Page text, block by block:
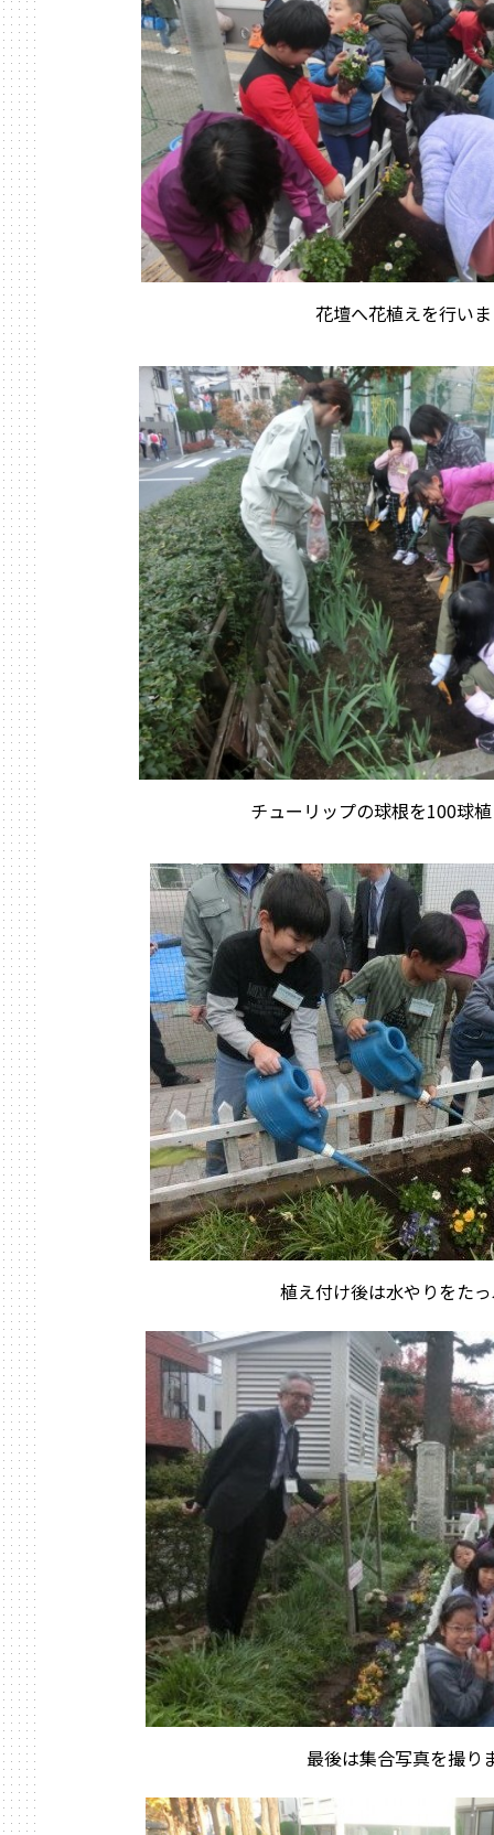
花壇へ花植えを行い
チューリップの球根を100球
植え付け後は水やりをた
最後は集合写真を撮り